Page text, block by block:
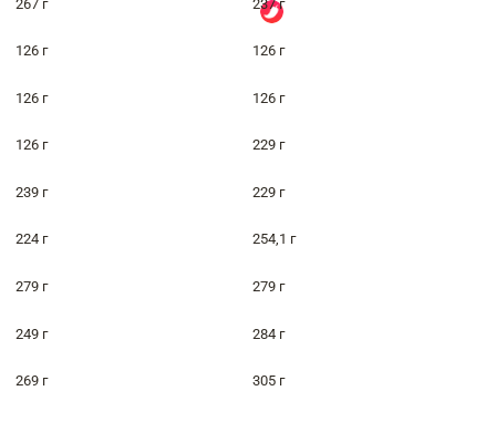
267 г 237 г
126 г 126 г
126 г 126 г
126 г 229 г
239 г 229 г
224 г 254,1 г
279 г 279 г
249 г 284 г
269 г 305 г